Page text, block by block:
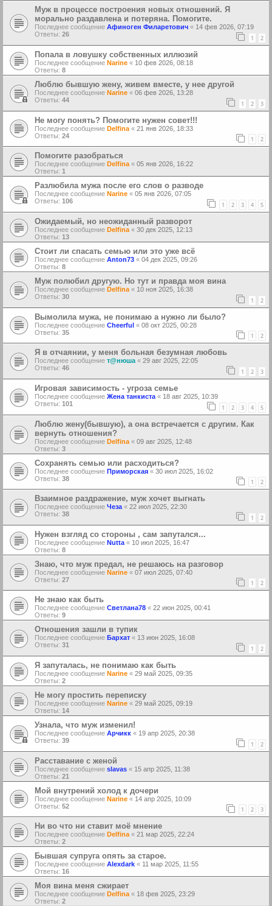
Муж в процессе построения новых отношений. Я
морально раздавлена и потеряна. Помогите.
Последнее сообщение Афиноген Филаретович « 14 фев 2026, 07:19
Ответы: 26 1 2
Попала в ловушку собственных иллюзий
Последнее сообщение Narine « 10 фев 2026, 08:18
Ответы: 8
Люблю бывшую жену, живем вместе, у нее другой
Последнее сообщение Narine « 06 фев 2026, 13:28
Ответы: 44 1 2 3
Не могу понять? Помогите нужен совет!!!
Последнее сообщение Delfina « 21 янв 2026, 18:33
Ответы: 24 1 2
Помогите разобраться
Последнее сообщение Delfina « 05 янв 2026, 16:22
Ответы: 1
Разлюбила мужа после его слов о разводе
Последнее сообщение Narine « 05 янв 2026, 07:05
Ответы: 106 1 2 3 4 5
Ожидаемый, но неожиданный разворот
Последнее сообщение Delfina « 30 дек 2025, 12:13
Ответы: 13
Стоит ли спасать семью или это уже всё
Последнее сообщение Anton73 « 04 дек 2025, 09:26
Ответы: 8
Муж полюбил другую. Но тут и правда моя вина
Последнее сообщение Delfina « 10 ноя 2025, 16:38
Ответы: 30 1 2
Вымолила мужа, не понимаю а нужно ли было?
Последнее сообщение Cheerful « 08 окт 2025, 00:28
Ответы: 35 1 2
Я в отчаянии, у меня больная безумная любовь
Последнее сообщение т@нюша « 29 авг 2025, 22:05
Ответы: 46 1 2 3
Игровая зависимость - угроза семье
Последнее сообщение Жена танкиста « 18 авг 2025, 10:39
Ответы: 101 1 2 3 4 5
Люблю жену(бывшую), а она встречается с другим. Как
вернуть отношения?
Последнее сообщение Delfina « 09 авг 2025, 12:48
Ответы: 3
Сохранять семью или расходиться?
Последнее сообщение Приморская « 30 июл 2025, 16:02
Ответы: 38 1 2
Взаимное раздражение, муж хочет выгнать
Последнее сообщение Чеза « 22 июл 2025, 22:30
Ответы: 38 1 2
Нужен взгляд со стороны , сам запутался...
Последнее сообщение Nutta « 10 июл 2025, 16:47
Ответы: 8
Знаю, что муж предал, не решаюсь на разговор
Последнее сообщение Narine « 07 июл 2025, 07:40
Ответы: 27 1 2
Не знаю как быть
Последнее сообщение Светлана78 « 22 июн 2025, 00:41
Ответы: 9
Отношения зашли в тупик
Последнее сообщение Бархат « 13 июн 2025, 16:08
Ответы: 31 1 2
Я запуталась, не понимаю как быть
Последнее сообщение Narine « 29 май 2025, 09:35
Ответы: 2
Не могу простить переписку
Последнее сообщение Narine « 29 май 2025, 09:19
Ответы: 14
Узнала, что муж изменил!
Последнее сообщение Арчикк « 19 апр 2025, 20:38
Ответы: 39 1 2
Расставание с женой
Последнее сообщение slavas « 15 апр 2025, 11:38
Ответы: 21
Мой внутрений холод к дочери
Последнее сообщение Narine « 14 апр 2025, 10:09
Ответы: 52 1 2 3
Ни во что ни ставит моё мнение
Последнее сообщение Delfina« 21 мар 2025, 22:24
Ответы: 2
Бывшая супруга опять за старое.
Последнее сообщение Alexdark « 11 мар 2025, 11:55
Ответы: 16
Моя вина меня сжирает
Последнее сообщение Delfina« 18 фев 2025, 23:29
Ответы: 2